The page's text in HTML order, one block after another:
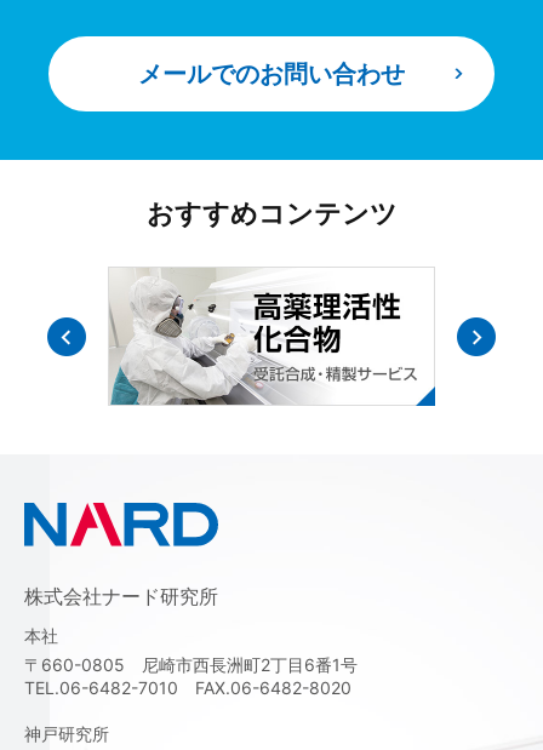
メールでのお問い合わせ
おすすめコンテンツ
株式会社ナード研究所
本社
〒660-0805 尼崎市西長洲町2丁目6番1号
TEL.06-6482-7010 FAX.06-6482-8020
神戸研究所